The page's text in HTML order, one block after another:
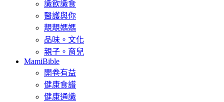
識飲識食
醫護與你
靚靚媽媽
品味。文化
親子。育兒
MamiBible
開卷有益
健康食譜
健康通識